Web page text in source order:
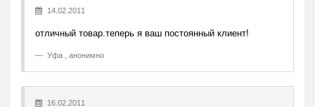
14.02.2011
отличный товар.теперь я ваш постоянный клиент!
Уфа , анонимно
16.02.2011